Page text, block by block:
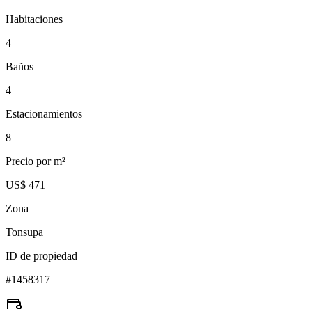
Habitaciones
4
Baños
4
Estacionamientos
8
Precio por m²
US$ 471
Zona
Tonsupa
ID de propiedad
#1458317